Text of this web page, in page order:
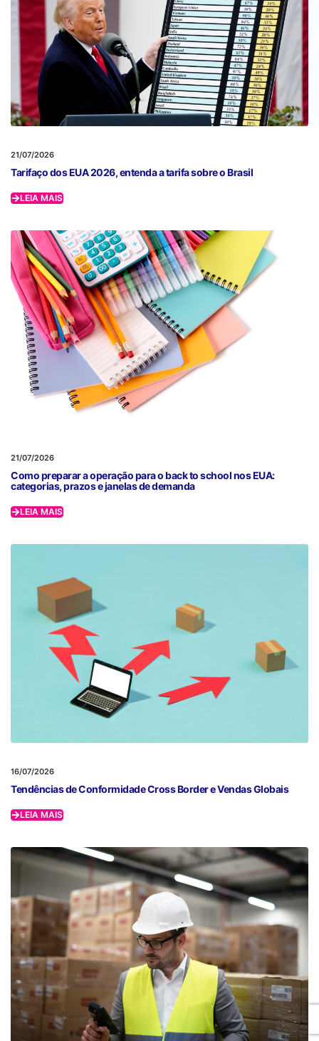
21/07/2026
Tarifaço dos EUA 2026, entenda a tarifa sobre o Brasil
LEIA MAIS
21/07/2026
Como preparar a operação para o back to school nos EUA:
categorias, prazos e janelas de demanda
LEIA MAIS
16/07/2026
Tendências de Conformidade Cross Border e Vendas Globais
LEIA MAIS